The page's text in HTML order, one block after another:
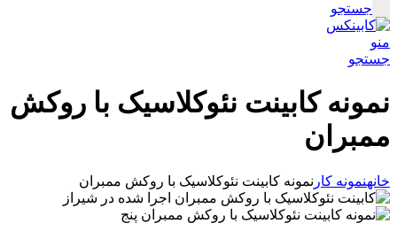
جستجو
منو
جستجو
نمونه کابینت نئوکلاسیک با روکش
ممبران
خانهنمونه کار نمونه کابینت نئوکلاسیک با روکش ممبران